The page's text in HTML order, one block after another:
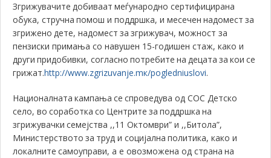
Згрижувачите добиваат меѓународно сертифицирана
обука, стручна помош и поддршка, и месечен надомест за
згрижено дете, надомест за згрижувач, можност за
пензиски примања со навушен 15-годишен стаж, како и
други придобивки, согласно потребите на децата за кои се
грижат.http://www.zgrizuvanje.mк/pogledniuslovi.
Националната кампања се спроведува од СОС Детско
село, во соработка со Центрите за поддршка на
згрижувачки семејства ,,11 Октомври” и ,,Битола”,
Министерството за труд и социјална политика, како и
локалните самоуправи, а e овозможена од страна на